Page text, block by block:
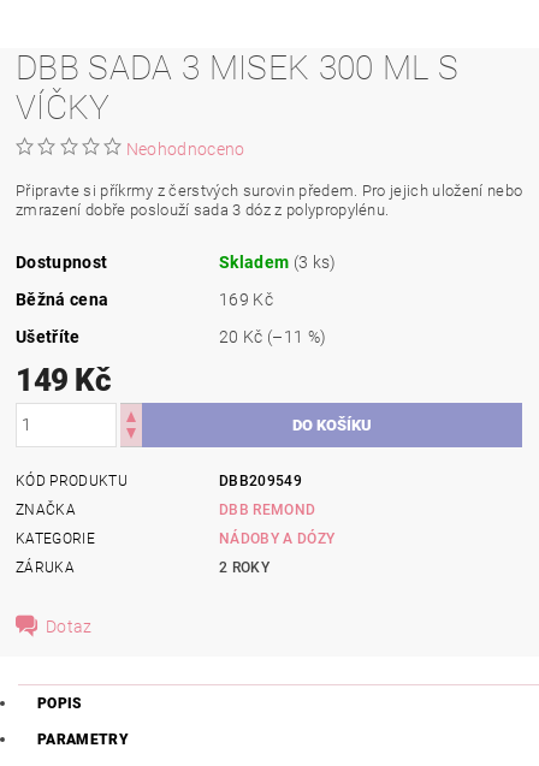
DBB SADA 3 MISEK 300 ML S
VÍČKY
Neohodnoceno
Připravte si příkrmy z čerstvých surovin předem. Pro jejich uložení nebo
zmrazení dobře poslouží sada 3 dóz z polypropylénu.
Dostupnost Skladem (3 ks)
Běžná cena
169 Kč
Ušetříte
20 Kč (–11 %)
149 Kč
KÓD PRODUKTU
DBB209549
ZNAČKA
DBB REMOND
KATEGORIE
NÁDOBY A DÓZY
ZÁRUKA
2 ROKY
Dotaz
POPIS
PARAMETRY